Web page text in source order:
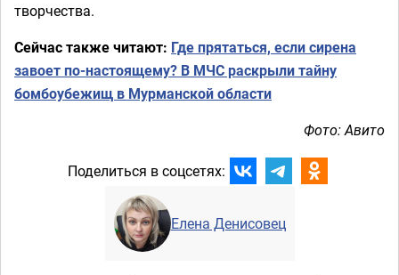
творчества.
Сейчас также читают: Где прятаться, если сирена
завоет по-настоящему? В МЧС раскрыли тайну
бомбоубежищ в Мурманской области
Фото: Авито
Поделиться в соцсетях:
Елена Денисовец